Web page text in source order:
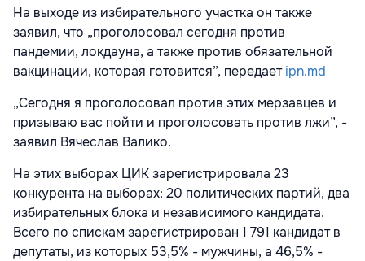
На выходе из избирательного участка он также
заявил, что „проголосовал сегодня против
пандемии, локдауна, а также против обязательной
вакцинации, которая готовится”, передаетipn.md
„Сегодня я проголосовал против этих мерзавцев и
призываю вас пойти и проголосовать против лжи”, -
заявил Вячеслав Валико.
На этих выборах ЦИК зарегистрировала 23
конкурента на выборах: 20 политических партий, два
избирательных блока и независимого кандидата.
Всего по спискам зарегистрирован 1 791 кандидат в
депутаты, из которых 53,5% - мужчины, а 46,5% -